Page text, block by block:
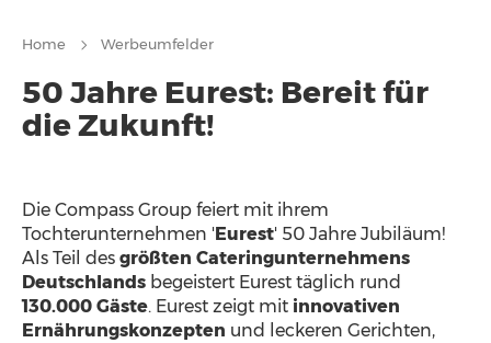
Home Werbeumfelder
50 Jahre Eurest: Bereit für
die Zukunft!
Die Compass Group feiert mit ihrem
Tochterunternehmen ' Eurest' 50 Jahre Jubiläum!
Als Teil des größten Cateringunternehmens
Deutschlands begeistert Eurest täglich rund
130.000 Gäste. Eurest zeigt mit innovativen
Ernährungskonzepten und leckeren Gerichten,